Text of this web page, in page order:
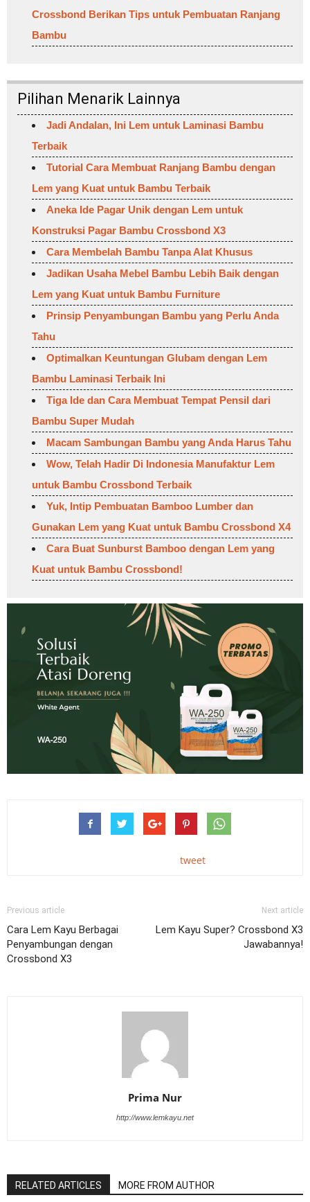
Crossbond Berikan Tips untuk Pembuatan Ranjang
Bambu
Pilihan Menarik Lainnya
Jadi Andalan, Ini Lem untuk Laminasi Bambu
Terbaik
Tutorial Cara Membuat Ranjang Bambu dengan
Lem yang Kuat untuk Bambu Terbaik
Aneka Ide Pagar Unik dengan Lem untuk
Konstruksi Pagar Bambu Crossbond X3
Cara Membelah Bambu Tanpa Alat Khusus
Jadikan Usaha Mebel Bambu Lebih Baik dengan
Lem yang Kuat untuk Bambu Furniture
Prinsip Penyambungan Bambu yang Perlu Anda
Tahu
Optimalkan Keuntungan Glubam dengan Lem
Bambu Laminasi Terbaik Ini
Tiga Ide dan Cara Membuat Tempat Pensil dari
Bambu Super Mudah
Macam Sambungan Bambu yang Anda Harus Tahu
Wow, Telah Hadir Di Indonesia Manufaktur Lem
untuk Bambu Crossbond Terbaik
Yuk, Intip Pembuatan Bamboo Lumber dan
Gunakan Lem yang Kuat untuk Bambu Crossbond X4
Cara Buat Sunburst Bamboo dengan Lem yang
Kuat untuk Bambu Crossbond!
tweet
Previous article
Cara Lem Kayu Berbagai
Penyambungan dengan
Crossbond X3
Next article
Lem Kayu Super? Crossbond X3
Jawabannya!
Prima Nur
http://www.lemkayu.net
RELATED ARTICLES MORE FROM AUTHOR